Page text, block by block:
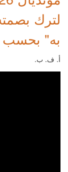
لترك
به" بحسب
أ. ف. ب.